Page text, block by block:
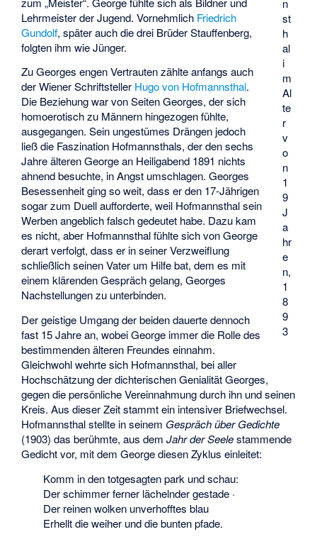
n
st
h
al
i
m
Al
te
r
v
o
n
1
9
J
a
hr
e
n,
1
8
9
3
Lehrmeister der Jugend. Vornehmlich Friedrich
Gundolf, später auch die drei Brüder Stauffenberg,
folgten ihm wie Jünger.
Zu Georges engen Vertrauten zählte anfangs auch
der Wiener Schriftsteller Hugo von Hofmannsthal.
Die Beziehung war von Seiten Georges, der sich
homoerotisch zu Männern hingezogen fühlte,
ausgegangen. Sein ungestümes Drängen jedoch
ließ die Faszination Hofmannsthals, der den sechs
Jahre älteren George an Heiligabend 1891 nichts
ahnend besuchte, in Angst umschlagen. Georges
Besessenheit ging so weit, dass er den 17-Jährigen
sogar zum Duell aufforderte, weil Hofmannsthal sein
Werben angeblich falsch gedeutet habe. Dazu kam
es nicht, aber Hofmannsthal fühlte sich von George
derart verfolgt, dass er in seiner Verzweiflung
schließlich seinen Vater um Hilfe bat, dem es mit
einem klärenden Gespräch gelang, Georges
Nachstellungen zu unterbinden.
Der geistige Umgang der beiden dauerte dennoch
fast 15 Jahre an, wobei George immer die Rolle des
bestimmenden älteren Freundes einnahm.
Gleichwohl wehrte sich Hofmannsthal, bei aller
Hochschätzung der dichterischen Genialität Georges,
gegen die persönliche Vereinnahmung durch ihn und seinen
Kreis. Aus dieser Zeit stammt ein intensiver Briefwechsel.
Hofmannsthal stellte in seinem Gespräch über Gedichte
(1903) das berühmte, aus demJahr der Seelestammende
Gedicht vor, mit dem George diesen Zyklus einleitet:
Komm in den totgesagten park und schau:
Der schimmer ferner lächelnder gestade ·
Der reinen wolken unverhofftes blau
Erhellt die weiher und die bunten pfade.